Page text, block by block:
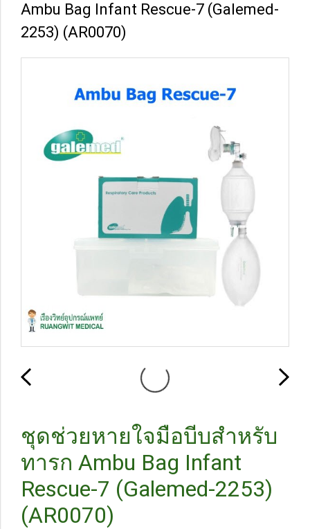
Ambu Bag Infant Rescue-7 (Galemed-
2253) (AR0070)
ชุดช่วยหายใจมือบีบสำหรับ
ทารก Ambu Bag Infant
Rescue-7 (Galemed-2253)
(AR0070)